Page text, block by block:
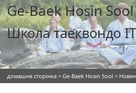
Ge-Baek Hosin Sool
Школа таеквондо
домашня сторінка > Ge-Baek Hosin Sool >